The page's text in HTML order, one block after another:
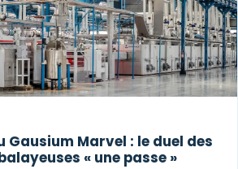
Gausium Marvel : le duel des
« une passe »